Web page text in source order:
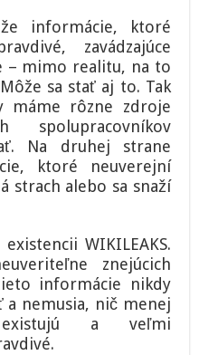
informácie, ktoré
zavádzajúce
– mimo realitu, na to
sa stať aj to. Tak
máme rôzne zdroje
spolupracovníkov
Na druhej strane
ktoré neuverejní
strach alebo sa snaží
WIKILEAKS.
znejúcich
informácie nikdy
nemusia, nič menej
a veľmi